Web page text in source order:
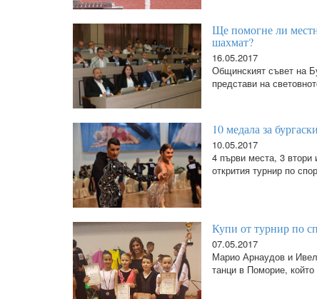
Ще помогне ли
шахмат?
16.05.2017
Общинският съвет на
представи на
10 медала за
10.05.2017
4 първи места, 3 втори
открития турнир по
Купи от турнир по
07.05.2017
Марио Арнаудов и
танци в Поморие,